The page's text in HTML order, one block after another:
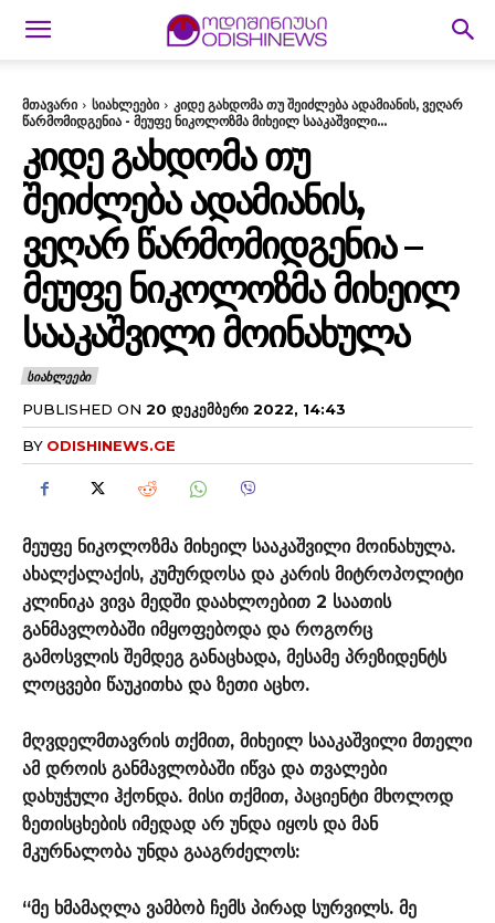
მთავარი სიახლეები
კიდე გახდომა თუ შეიძლება ადამიანის, ვეღარ
წარმომიდგენია - მეუფე ნიკოლოზმა მიხეილ სააკაშვილი...
ᲙᲘᲓᲔ ᲒᲐᲮᲓᲝᲛᲐ ᲗᲣ
ᲨᲔᲘᲫᲚᲔᲑᲐ ᲐᲓᲐᲛᲘᲐᲜᲘᲡ,
ᲕᲔᲦᲐᲠ ᲬᲐᲠᲛᲝᲛᲘᲓᲒᲔᲜᲘᲐ –
ᲛᲔᲣᲤᲔ ᲜᲘᲙᲝᲚᲝᲖᲛᲐ ᲛᲘᲮᲔᲘᲚ
ᲡᲐᲐᲙᲐᲨᲕᲘᲚᲘ ᲛᲝᲘᲜᲐᲮᲣᲚᲐ
ᲡᲘᲐᲮᲚᲔᲔᲑᲘ
PUBLISHED ON 20 ᲓᲔᲙᲔᲛᲑᲔᲠᲘ 2022, 14:43
BY ODISHINEWS.GE
მეუფე ნიკოლოზმა მიხეილ სააკაშვილი მოინახულა.
ახალქალაქის, კუმურდოსა და კარის მიტროპოლიტი
კლინიკა ვივა მედში დაახლოებით 2 საათის
განმავლობაში იმყოფებოდა და როგორც
გამოსვლის შემდეგ განაცხადა, მესამე პრეზიდენტს
ლოცვები წაუკითხა და ზეთი აცხო.
მღვდელმთავრის თქმით, მიხეილ სააკაშვილი მთელი
ამ დროის განმავლობაში იწვა და თვალები
დახუჭული ჰქონდა. მისი თქმით, პაციენტი მხოლოდ
ზეთისცხების იმედად არ უნდა იყოს და მან
მკურნალობა უნდა გააგრძელოს:
“მე ხმამაღლა ვამბობ ჩემს პირად სურვილს. მე